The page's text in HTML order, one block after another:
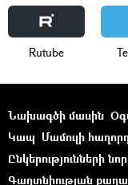
Rutube
Նախագծի մասին
Կապ Մամուլի
Ընկերությունների
Գաղտնիության